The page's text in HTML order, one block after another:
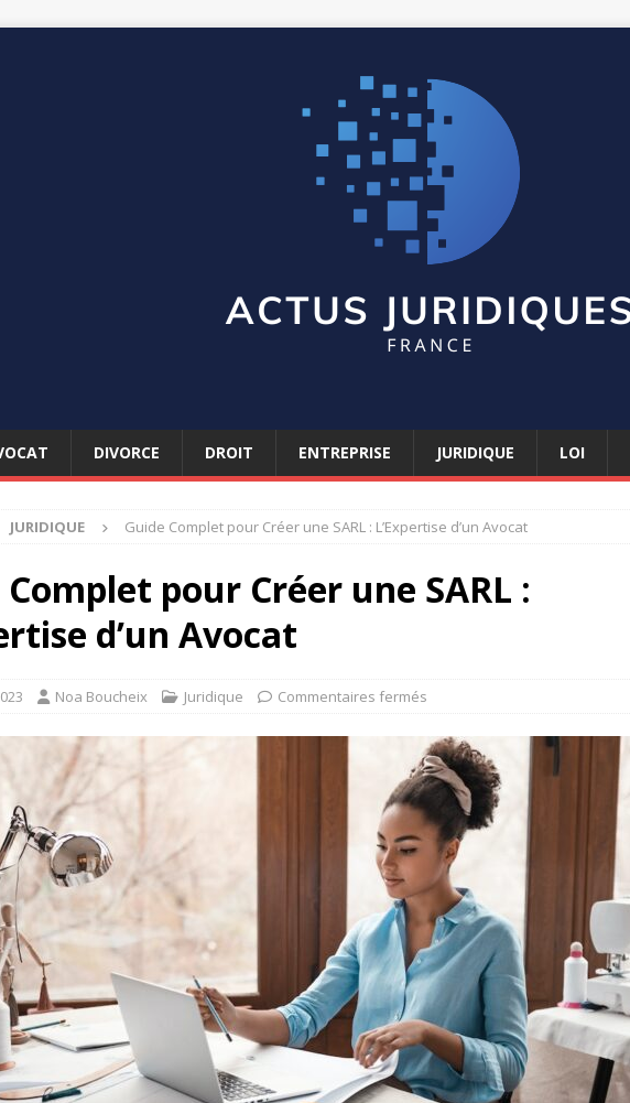
DIVORCE DROIT ENTREPRISE JURIDIQUE LOI
JURIDIQUE Guide Complet pour Créer une SARL : L’Expertise d’un Avocat
pour Créer une SARL :
d’un Avocat
Noa Boucheix Juridique Commentaires fermés